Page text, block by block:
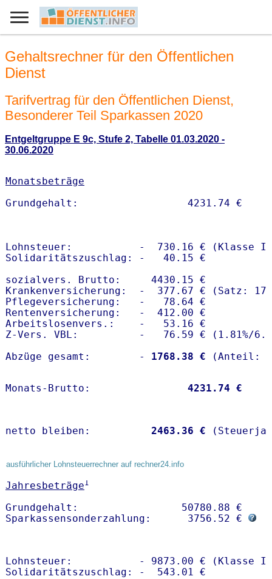
Gehaltsrechner für den Öffentlichen
Dienst
Tarifvertrag für den Öffentlichen Dienst,
Besonderer Teil Sparkassen 2020
Entgeltgruppe E 9c, Stufe 2, Tabelle 01.03.2020 -
30.06.2020
Monatsbeträge
Lohnsteuer:           -  730.16 € (Klasse I)
Solidaritätszuschlag: -   40.15 €
sozialvers. Brutto:     4430.15 €
Krankenversicherung:  -  377.67 € (Satz:
Pflegeversicherung:   -   78.64 €
Rentenversicherung:   -  412.00 €
Arbeitslosenvers.:    -   53.16 €
Z-Vers. VBL:          -   76.59 € ( 1.81%/
Abzüge gesamt:        -
1768.38 €
Monats-Brutto: 4231.74 €
netto bleiben: 2463.36 €
ausführlicher Lohnsteuerrechner auf rechner24.info
Jahresbeträge1
Grundgehalt:                 50780.88 €
Sparkassensonderzahlung:      3756.52 €
Lohnsteuer:           - 9873.00 € (Klasse I)
Solidaritätszuschlag: -  543.01 €